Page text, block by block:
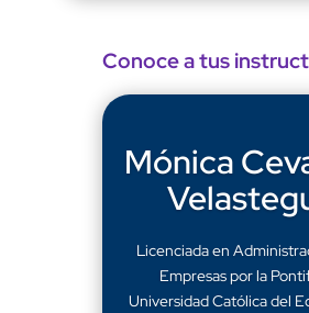
Conoce a tus
Mónica
Licenciada en
Empresas por la
Universidad Católica del